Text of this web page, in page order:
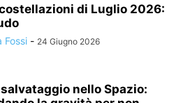
di Luglio 2026:
Fossi - 24 Giugno 2026
salvataggio nello Spazio: